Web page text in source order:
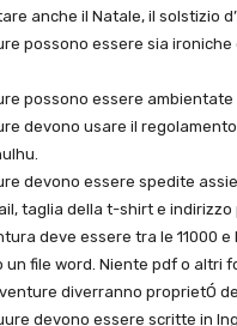
anche il Natale, il solstizio
possono essere sia ironiche
possono essere ambientate
devono usare il
devono essere spedite
taglia della t-shirt e indirizzo
deve essere tra le 11000 e
un file word. Niente pdf o altri
diverranno proprietÓ
devono essere scritte in